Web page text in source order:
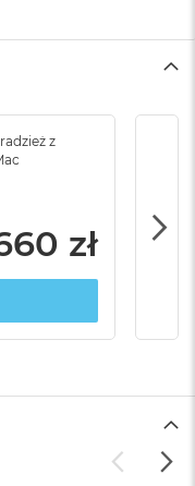
z
zł